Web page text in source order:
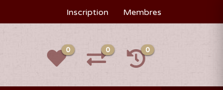
Inscription Membres
0 0 0